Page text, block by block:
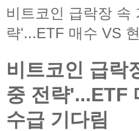
비트코인 급락장 속
략'...ETF 매수 VS
비트코인 급락
중 전략'...ETF
수급 기다림